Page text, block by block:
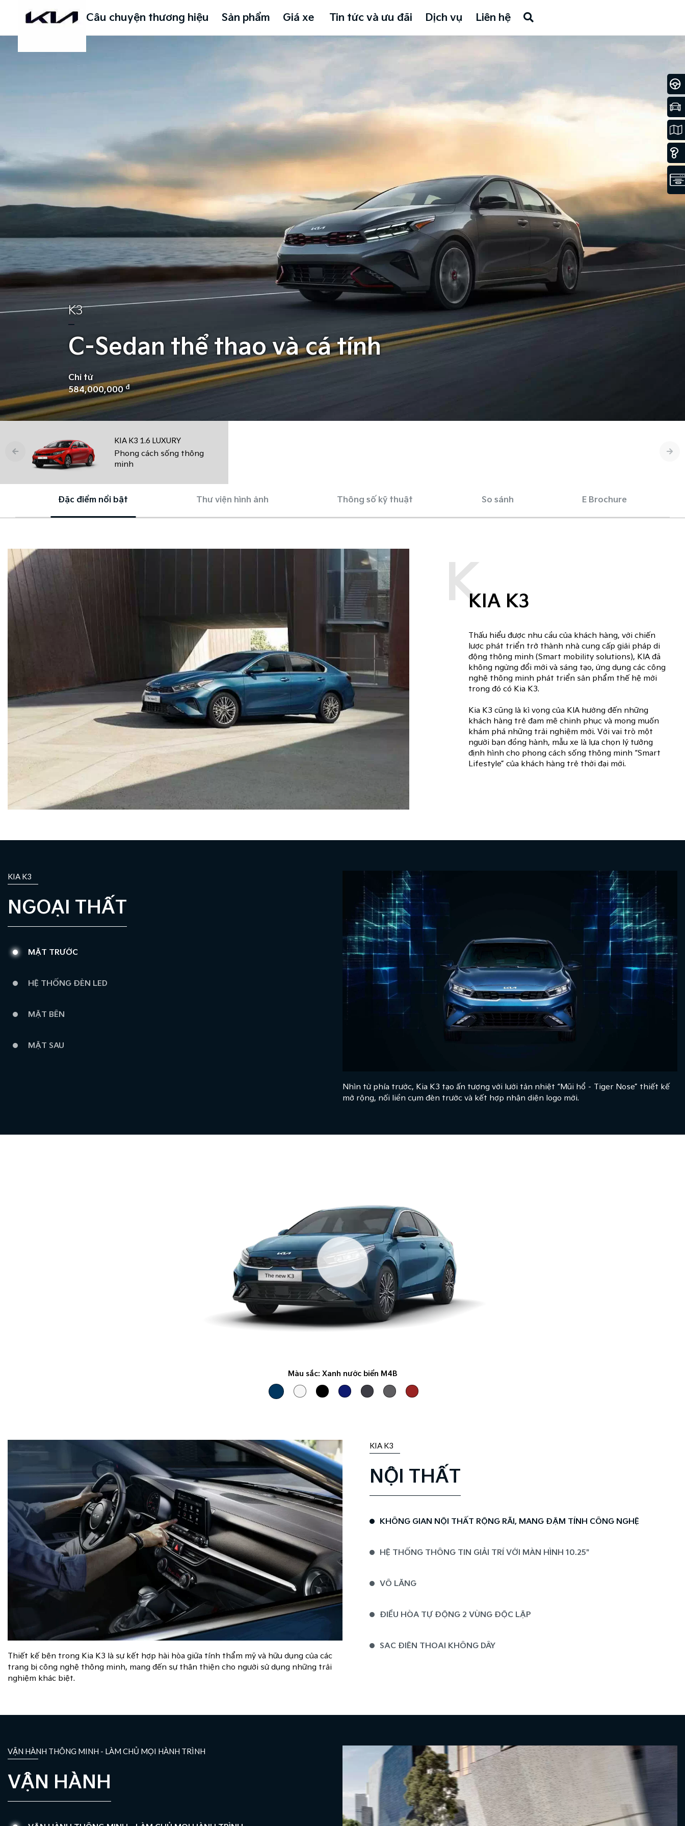
Câu chuyện thương hiệu Sản phẩm Giá xe Tin tức và ưu đãi Dịch vụ Liên hệ
K3
C-Sedan thể thao và cá tính
Chỉ từ
584,000,000đ
KIA K3 1.6 LUXURY
Phong cách sống thông
minh
Đặc điểm nổi bật Thư viện hình ảnh Thông số kỹ thuật So sánh E Brochure
KKIA K3
Thấu hiểu được nhu cầu của khách hàng, với chiến
lược phát triển trở thành nhà cung cấp giải pháp di
động thông minh (Smart mobility solutions), KIA đã
không ngừng đổi mới và sáng tạo, ứng dụng các công
nghệ thông minh phát triển sản phẩm thế hệ mới
trong đó có Kia K3.
Kia K3 cũng là kì vọng của KIA hướng đến những
khách hàng trẻ đam mê chinh phục và mong muốn
khám phá những trải nghiệm mới. Với vai trò một
người bạn đồng hành, mẫu xe là lựa chọn lý tưởng
định hình cho phong cách sống thông minh “Smart
Lifestyle” của khách hàng trẻ thời đại mới.
KIA K3
NGOẠI THẤT
MẶT TRƯỚC
HỆ THỐNG ĐÈN LED
MẶT BÊN
MẶT SAU
Nhìn từ phía trước, Kia K3 tạo ấn tượng với lưới tản nhiệt “Mũi hổ – Tiger Nose” thiết kế
mở rộng, nối liền cụm đèn trước và kết hợp nhận diện logo mới.
Màu sắc: Xanh nước biển M4B
Thiết kế bên trong Kia K3 là sự kết hợp hài hòa giữa tính thẩm mỹ và hữu dụng của các
trang bị công nghệ thông minh, mang đến sự thân thiện cho người sử dụng những trải
nghiệm khác biệt.
KIA K3
NỘI THẤT
KHÔNG GIAN NỘI THẤT RỘNG RÃI, MANG ĐẬM TÍNH CÔNG NGHỆ
HỆ THỐNG THÔNG TIN GIẢI TRÍ VỚI MÀN HÌNH 10.25"
VÔ LĂNG
ĐIỀU HÒA TỰ ĐỘNG 2 VÙNG ĐỘC LẬP
SẠC ĐIỆN THOẠI KHÔNG DÂY
VẬN HÀNH THÔNG MINH - LÀM CHỦ MỌI HÀNH TRÌNH
VẬN HÀNH